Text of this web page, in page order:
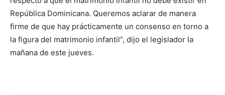
República Dominicana. Queremos aclarar de manera
firme de que hay prácticamente un consenso en torno a
la figura del matrimonio infantil”, dijo el legislador la
mañana de este jueves.